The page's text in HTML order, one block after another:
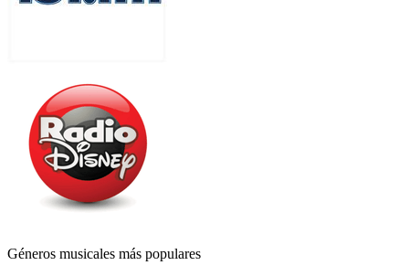
Géneros musicales más populares